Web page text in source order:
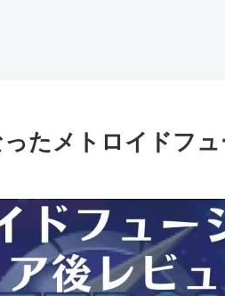
たメトロイドフ